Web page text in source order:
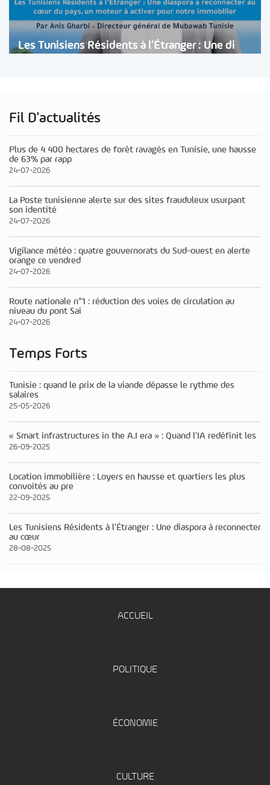
Les Tunisiens Résidents à l’Étranger : Une di
Fil D'actualités
Plus de 4 400 hectares de forêt ravagés en Tunisie, une hausse
de 63% par rapp
24-07-2026
La Poste tunisienne alerte sur des sites frauduleux usurpant
son identité
24-07-2026
Vigilance météo : quatre gouvernorats du Sud-ouest en alerte
orange ce vendred
24-07-2026
Route nationale n°1 : réduction des voies de circulation au
niveau du pont Sai
24-07-2026
Temps Forts
Tunisie : quand le prix de la viande dépasse le rythme des
salaires
25-05-2026
« Smart infrastructures in the A.I era » : Quand l’IA redéfinit les
26-09-2025
Location immobilière : Loyers en hausse et quartiers les plus
convoités au pre
22-09-2025
Les Tunisiens Résidents à l’Étranger : Une diaspora à reconnecter
au cœur
28-08-2025
ACCUEIL
POLITIQUE
ÉCONOMIE
CULTURE